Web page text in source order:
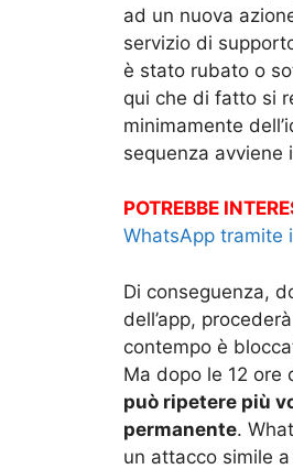
ad un nuova
servizio di
è stato rubato o
qui che di fatto si
minimamente
sequenza avviene
POTREBBE
WhatsApp tramite
Di conseguenza,
dell’app,
contempo è
Ma dopo le 12 ore
può ripetere più
permanente.
un attacco simile